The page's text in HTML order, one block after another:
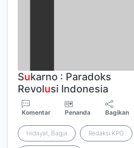
Sukarno : Paradoks
Revolusi Indonesia
Komentar Penanda Bagikan
Hidayat, Bagja Redaksi KPG